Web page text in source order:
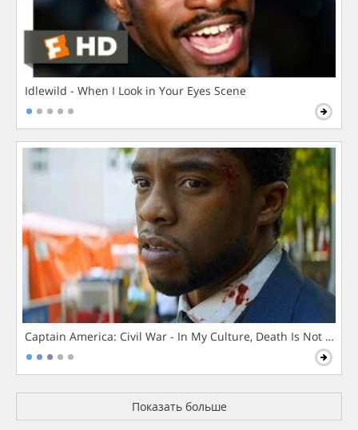
Idlewild - When I Look in Your Eyes Scene
Captain America: Civil War - In My Culture, Death Is Not The
Показать больше